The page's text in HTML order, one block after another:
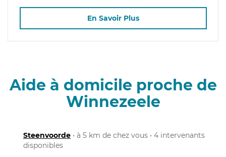
En Savoir Plus
Aide à domicile proche de
Winnezeele
Steenvoorde • à 5 km de chez vous • 4 intervenants
disponibles